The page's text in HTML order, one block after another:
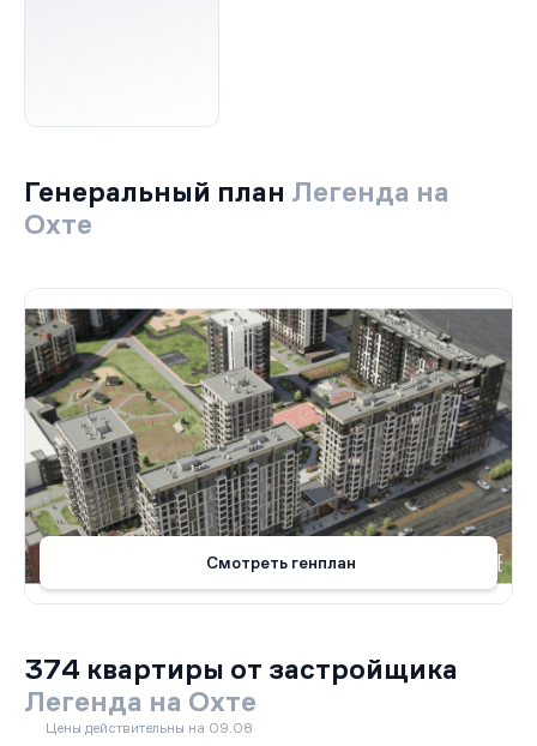
Генеральный план Легенда на
Охте
Смотреть генплан
374 квартиры от застройщика
Легенда на Охте
Цены действительны на 09.08